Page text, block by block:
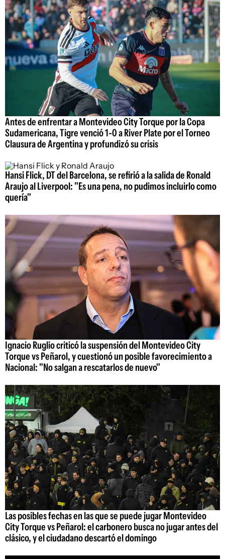
Antes de enfrentar a Montevideo City Torque por la Copa
Sudamericana, Tigre venció 1-0 a River Plate por el Torneo
Clausura de Argentina y profundizó su crisis
Hansi Flick, DT del Barcelona, se refirió a la salida de Ronald
Araujo al Liverpool: "Es una pena, no pudimos incluirlo como
quería"
Ignacio Ruglio criticó la suspensión del Montevideo City
Torque vs Peñarol, y cuestionó un posible favorecimiento a
Nacional: "No salgan a rescatarlos de nuevo"
Las posibles fechas en las que se puede jugar Montevideo
City Torque vs Peñarol: el carbonero busca no jugar antes del
clásico, y el ciudadano descartó el domingo